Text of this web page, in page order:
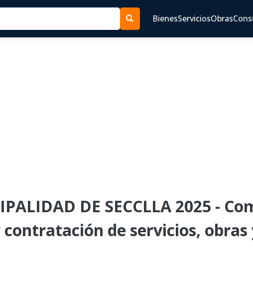
BienesServiciosObras
DE SECCLLA 2025 -
contratación de servicios, obras